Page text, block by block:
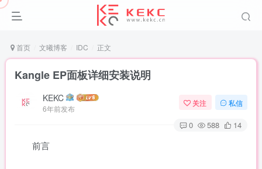
首页 文曦博客 IDC 正文
Kangle EP面板详细安装说明
KEKC
6年前发布
关注 私信
0 588 14
前言